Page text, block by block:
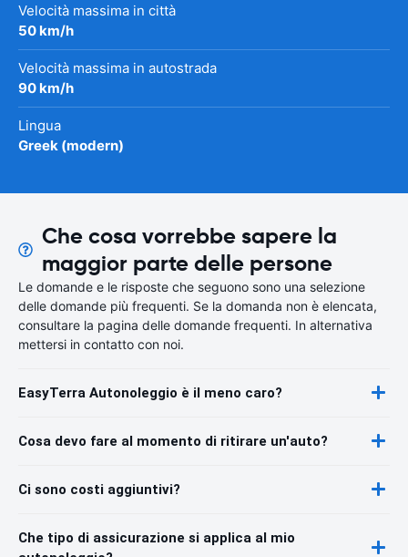
Velocità massima in città
50 km/h
Velocità massima in autostrada
90 km/h
Lingua
Greek (modern)
Che cosa vorrebbe sapere la
maggior parte delle persone
Le domande e le risposte che seguono sono una selezione
delle domande più frequenti. Se la domanda non è elencata,
consultare la pagina delle domande frequenti. In alternativa
mettersi in contatto con noi.
EasyTerra Autonoleggio è il meno caro?
Cosa devo fare al momento di ritirare un'auto?
Ci sono costi aggiuntivi?
Che tipo di assicurazione si applica al mio